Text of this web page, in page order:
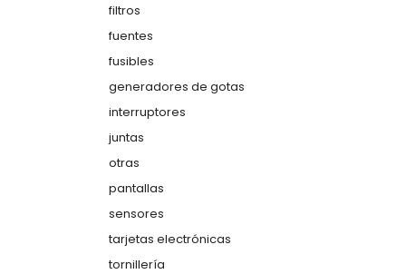
filtros
fuentes
fusibles
generadores de gotas
interruptores
juntas
otras
pantallas
sensores
tarjetas electrónicas
tornillería